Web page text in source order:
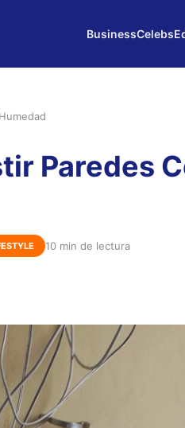
BusinessCelebs
Paredes
10 min de lectura